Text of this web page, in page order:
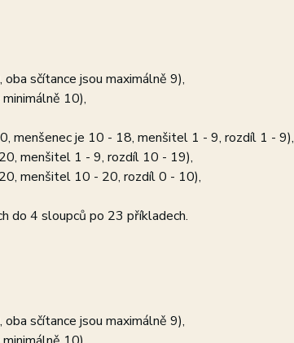
sčítance jsou maximálně 9),
10),
menšenec je 10 - 18, menšitel 1 - 9, rozdíl 1 - 9),
menšitel 1 - 9, rozdíl 10 - 19),
menšitel 10 - 20, rozdíl 0 - 10),
do 4 sloupců po 23 příkladech.
sčítance jsou maximálně 9),